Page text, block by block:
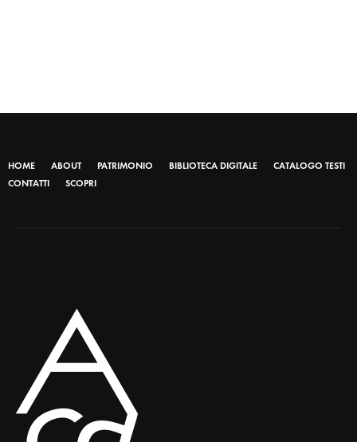
HOME ABOUT PATRIMONIO BIBLIOTECA DIGITALE
CATALOGO TESTI
CONTATTI
SCOPRI